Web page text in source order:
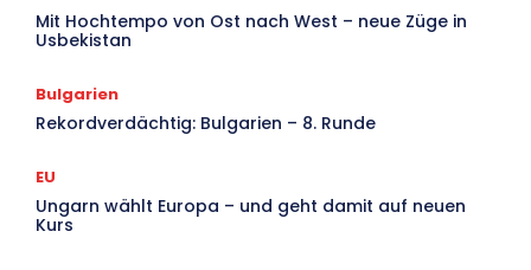
Mit Hochtempo von Ost nach West – neue Züge in
Usbekistan
Bulgarien
Rekordverdächtig: Bulgarien – 8. Runde
EU
Ungarn wählt Europa – und geht damit auf neuen
Kurs